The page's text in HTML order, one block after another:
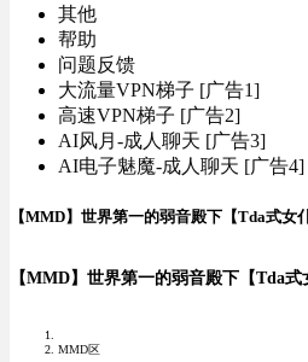
其他
帮助
问题反馈
大流量VPN梯子 [广告1]
高速VPN梯子 [广告2]
AI风月-成人聊天 [广告3]
AI电子魅魔-成人聊天 [广告4]
【MMD】世界第一的弱音殿下【Tda式女
【MMD】世界第一的弱音殿下【Tda式
MMD区